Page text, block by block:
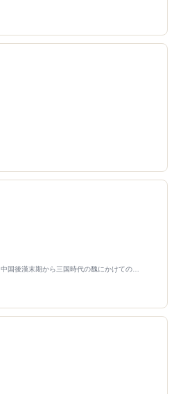
国後漢末期から三国時代の魏にかけての…